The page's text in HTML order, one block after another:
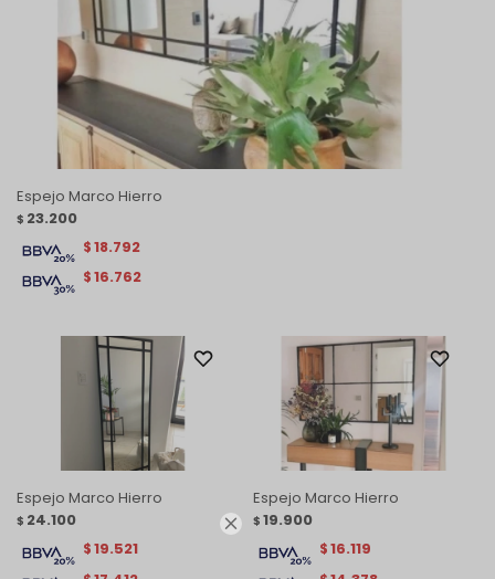

Espejo Marco Hierro
$ 23.200
$16.762
$18.792
Espejo Marco Hierro
$ 24.100
$19.521
Espejo Marco Hierro
$ 19.900
$16.119